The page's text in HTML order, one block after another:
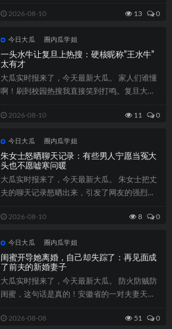
2026-08-10 13 0
今日大瓜 圈内瓜学姐
一头水牛让复旦上热搜：硬核昵称”王水牛”
太有才
大瓜实时报来了，今天最新大瓜。 家人们谁懂
啊！刷到校园热搜我直接笑到打鸣。复旦大学
2026-08-10 11 0
今日大瓜 圈内瓜学姐
朱女士怒晒聊天记录：有些男人宁愿当冤大
头也不愿嘘寒问暖
大瓜实时报来了，今天最新大瓜。 朱女士把丈
夫的聊天记录怒晒出来，引发了网友的强烈共
2026-08-10 8 0
今日大瓜 圈内瓜学姐
闺蜜开导她离婚，自己却失踪了：再见面成
了前夫的新婚妻子
大瓜实时报来了，今天最新大瓜。 防火防贼防
闺蜜，这句话是真的！安徽省的一对夫妻天天
2026-08-08 51 0